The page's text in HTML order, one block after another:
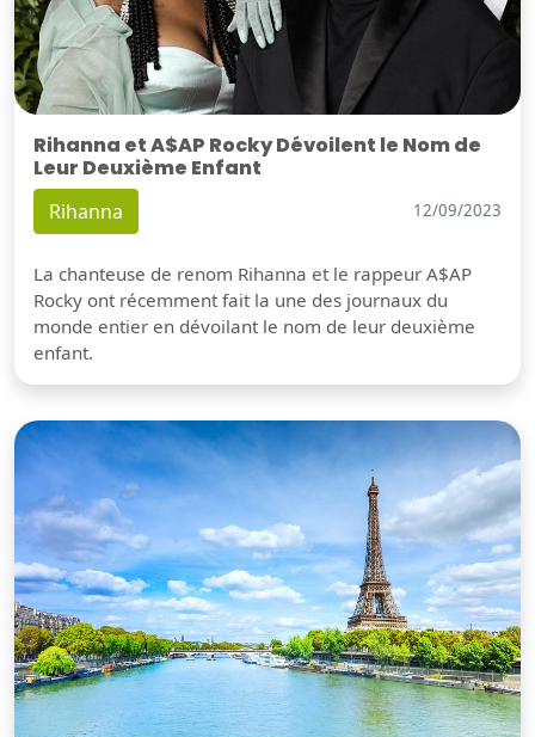
Rihanna et A$AP Rocky Dévoilent le Nom de
Leur Deuxième Enfant
Rihanna 12/09/2023
La chanteuse de renom Rihanna et le rappeur A$AP
Rocky ont récemment fait la une des journaux du
monde entier en dévoilant le nom de leur deuxième
enfant.